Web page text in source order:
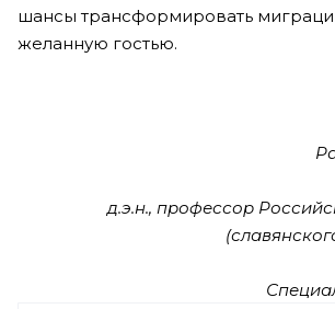
шансы трансформировать
желанную гостью.
д.э.н., профессор